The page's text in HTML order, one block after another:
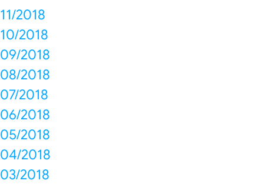
11/2018
10/2018
09/2018
08/2018
07/2018
06/2018
05/2018
04/2018
03/2018